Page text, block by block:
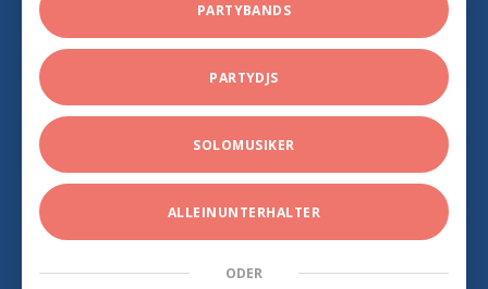
PARTYBANDS
PARTYDJS
SOLOMUSIKER
ALLEINUNTERHALTER
ODER